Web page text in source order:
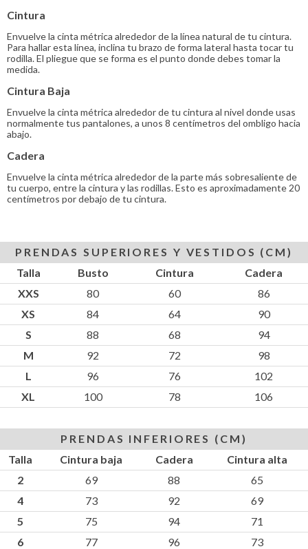
Cintura
Envuelve la cinta métrica alrededor de la línea natural de tu cintura.
Para hallar esta línea, inclina tu brazo de forma lateral hasta tocar tu
rodilla. El pliegue que se forma es el punto donde debes tomar la
medida.
Cintura Baja
Envuelve la cinta métrica alrededor de tu cintura al nivel donde usas
normalmente tus pantalones, a unos 8 centímetros del ombligo hacia
abajo.
Cadera
Envuelve la cinta métrica alrededor de la parte más sobresaliente de
tu cuerpo, entre la cintura y las rodillas. Esto es aproximadamente 20
centímetros por debajo de tu cintura.
PRENDAS SUPERIORES Y VESTIDOS (CM)
Talla
Busto Cintura
Cadera
XXS
80 60
86
XS
84 64
90
S
88 68
94
M
92 72
98
L
96 76
102
XL
100 78 106
PRENDAS INFERIORES (CM)
Talla
Cintura baja Cadera
Cintura alta
2
69 88
65
4
73 92
69
5
75 94
71
6
77 96
73